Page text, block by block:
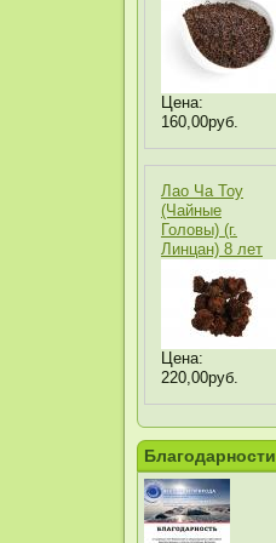
Цена:
160,00руб.
Лао Ча Тоу
(Чайные
Головы) (г.
Линцан) 8 лет
Цена:
220,00руб.
Благодарности